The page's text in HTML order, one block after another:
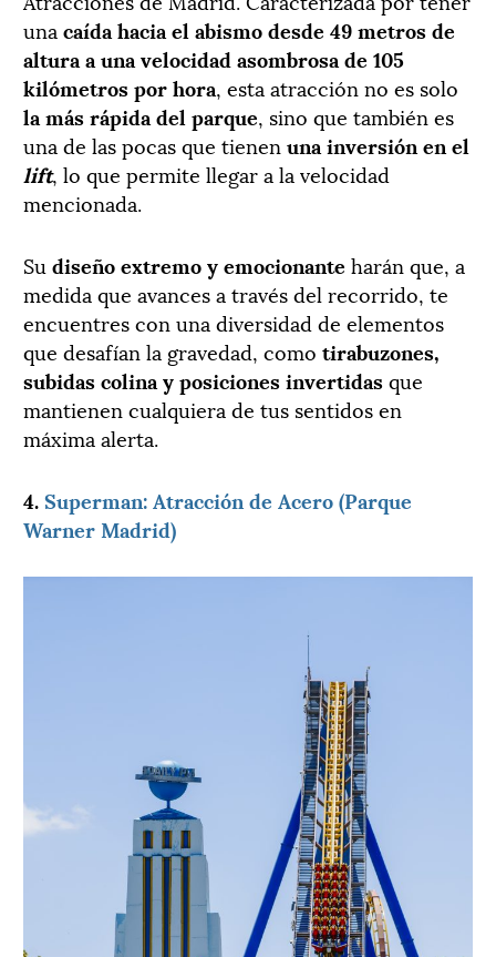
una caída hacia el abismo desde 49 metros de
altura a una velocidad asombrosa de 105
kilómetros por hora, esta atracción no es solo
la más rápida del parque, sino que también es
una de las pocas que tienen una inversión en el
lift, lo que permite llegar a la velocidad
mencionada.
Su diseño extremo y emocionante harán que, a
medida que avances a través del recorrido, te
encuentres con una diversidad de elementos
que desafían la gravedad, como tirabuzones,
subidas colina y posiciones invertidasque
mantienen cualquiera de tus sentidos en
máxima alerta.
4.Superman: Atracción de Acero (Parque
Warner Madrid)